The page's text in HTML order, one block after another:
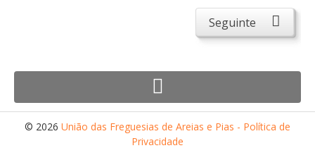
Regulamentos em Vigor
Sugestões/Reclamações
Tabela - Taxas e Licenças
Seguinte
© 2026 União das Freguesias de Areias e Pias - Política de
Privacidade